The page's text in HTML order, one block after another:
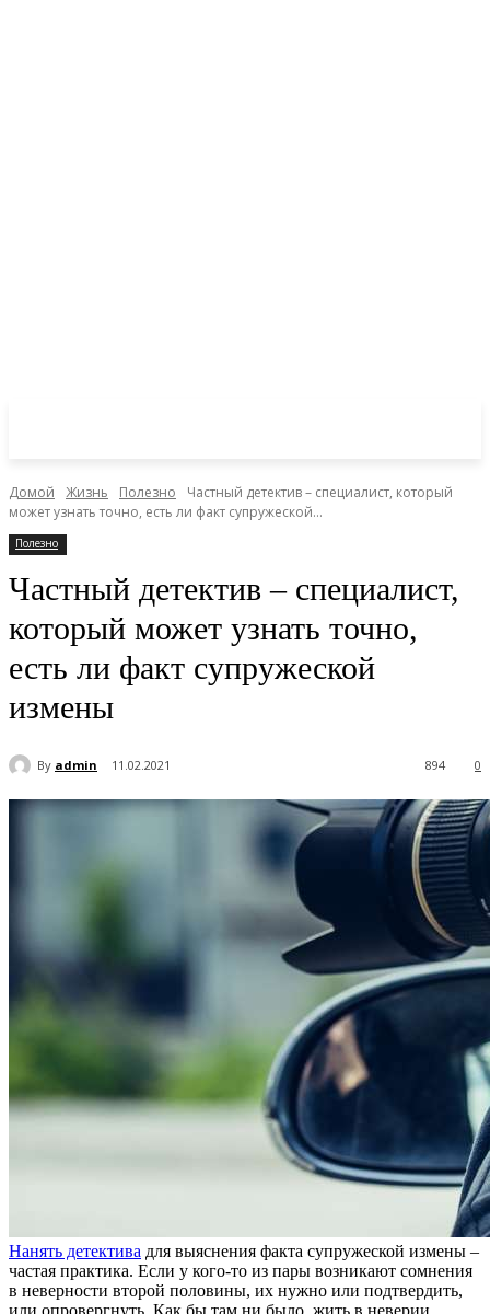
Домой Жизнь Полезно
Частный детектив – специалист, который
может узнать точно, есть ли факт супружеской...
Полезно
Частный детектив – специалист,
который может узнать точно,
есть ли факт супружеской
измены
By admin 11.02.2021 0
894
Нанять детектива для выяснения факта супружеской измены –
частая практика. Если у кого-то из пары возникают сомнения
в неверности второй половины, их нужно или подтвердить,
или опровергнуть. Как бы там ни было, жить в неверии